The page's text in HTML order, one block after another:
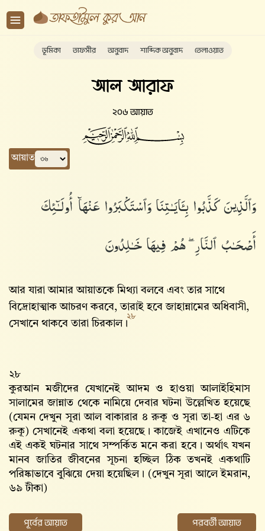
ভূমিকা তাফসীর অনুবাদ শাব্দিক অনুবাদ তেলাওয়াত
আল আরাফ
২০৬ আয়াত
আয়াত
وَٱلَّذِينَ كَذَّبُوا۟ بِـَٔايَـٰتِنَا وَٱسْتَكْبَرُوا۟ عَنْهَآ أُو۟لَـٰٓئِكَ
أَصْحَـٰبُ ٱلنَّارِ ۖ هُمْ فِيهَا خَـٰلِدُونَ
আর যারা আমার আয়াতকে মিথ্যা বলবে এবং তার সাথে
বিদ্রোহাত্মাক আচরণ করবে, তারাই হবে জাহান্নামের অধিবাসী,
সেখানে থাকবে তারা চিরকাল।
২৮
২৮
কুরআন মজীদের যেখানেই আদম ও হাওয়া আলাইহিমাস
সালামের জান্নাত থেকে নামিয়ে দেবার ঘটনা উল্লেখিত হয়েছে
(যেমন দেখুন সূরা আল বাকারার ৪ রুকূ ও সূরা তা-হা এর ৬
রুকূ) সেখানেই একথা বলা হয়েছে। কাজেই এখানেও এটিকে
এই একই ঘটনার সাথে সম্পর্কিত মনে করা হবে। অর্থাৎ যখন
মানব জাতির জীবনের সূচনা হচ্ছিল ঠিক তখনই একথাটি
পরিষ্কাভাবে বুঝিয়ে দেয়া হয়েছিল। (দেখুন সূরা আলে ইমরান,
৬৯ টীকা)
পূর্বের আয়াত পরবর্তী আয়াত